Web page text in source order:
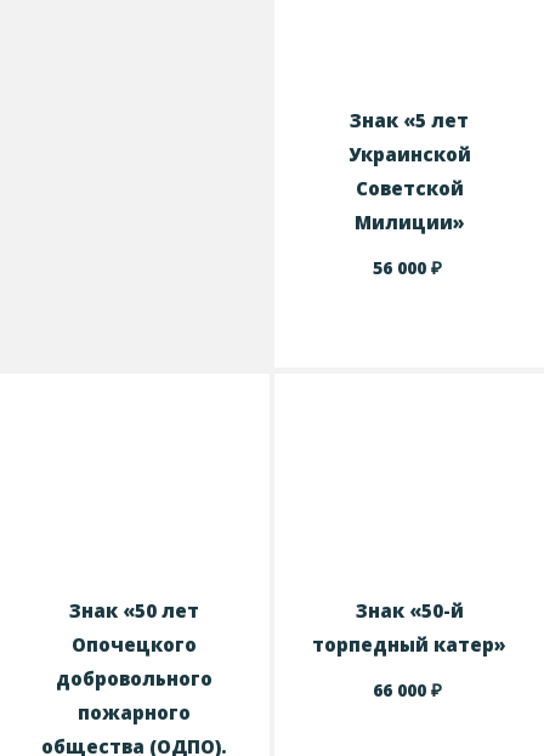
Знак «5 лет
Украинской
Советской
Милиции»
56 000₽
Знак «50 лет
Опочецкого
добровольного
пожарного
общества (ОДПО).
Знак «50-й
торпедный катер»
66 000₽